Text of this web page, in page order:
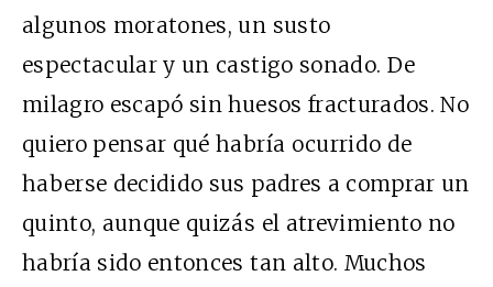
algunos moratones, un susto
espectacular y un castigo sonado. De
milagro escapó sin huesos fracturados. No
quiero pensar qué habría ocurrido de
haberse decidido sus padres a comprar un
quinto, aunque quizás el atrevimiento no
habría sido entonces tan alto. Muchos